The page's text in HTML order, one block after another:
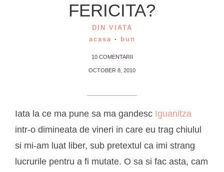
FERICITA?
DIN VIATA
acasa · bun
10 COMENTARII
OCTOBER 8, 2010
Iata la ce ma pune sa ma gandesc Iguanitza
intr-o dimineata de vineri in care eu trag chiulul
si mi-am luat liber, sub pretextul ca imi strang
lucrurile pentru a fi mutate. O sa si fac asta, cam